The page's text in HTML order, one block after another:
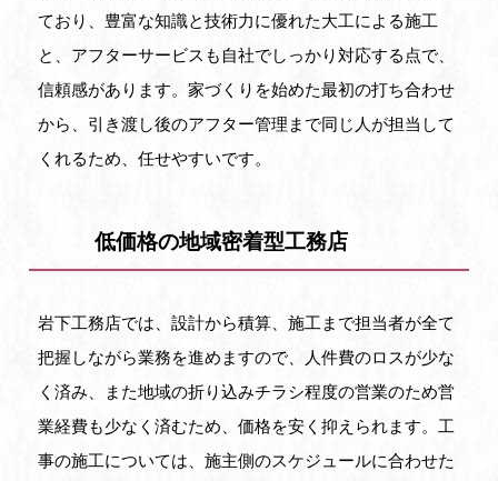
ており、豊富な知識と技術力に優れた大工による施工
と、アフターサービスも自社でしっかり対応する点で、
信頼感があります。家づくりを始めた最初の打ち合わせ
から、引き渡し後のアフター管理まで同じ人が担当して
くれるため、任せやすいです。
低価格の地域密着型工務店
岩下工務店では、設計から積算、施工まで担当者が全て
把握しながら業務を進めますので、人件費のロスが少な
く済み、また地域の折り込みチラシ程度の営業のため営
業経費も少なく済むため、価格を安く抑えられます。工
事の施工については、施主側のスケジュールに合わせた